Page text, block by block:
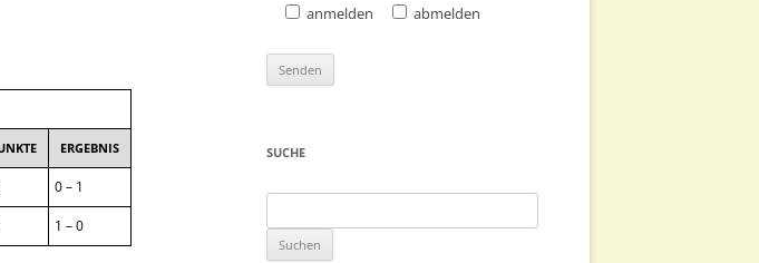
ERGEBNIS
0 – 1
1 – 0
anmelden
abmelden
SUCHE
nach: